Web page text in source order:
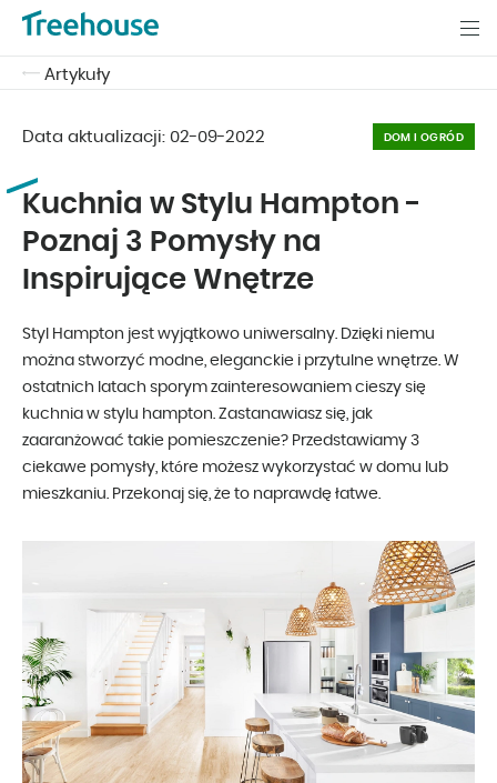
Artykuły
Data aktualizacji: 02-09-2022 DOM I OGRÓD
Kuchnia w Stylu Hampton -
Poznaj 3 Pomysły na
Inspirujące Wnętrze
Styl Hampton jest wyjątkowo uniwersalny. Dzięki niemu
można stworzyć modne, eleganckie i przytulne wnętrze. W
ostatnich latach sporym zainteresowaniem cieszy się
kuchnia w stylu hampton. Zastanawiasz się, jak
zaaranżować takie pomieszczenie? Przedstawiamy 3
ciekawe pomysły, które możesz wykorzystać w domu lub
mieszkaniu. Przekonaj się, że to naprawdę łatwe.